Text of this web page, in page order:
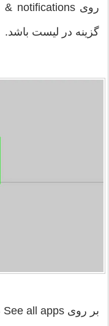
گزینه در لیست باشد.
بر روی See all apps ضربه بزنید.